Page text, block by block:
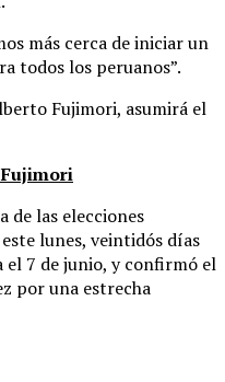
más cerca de iniciar un
todos los peruanos”.
Fujimori, asumirá el
de las elecciones
lunes, veintidós días
el 7 de junio, y confirmó el
por una estrecha